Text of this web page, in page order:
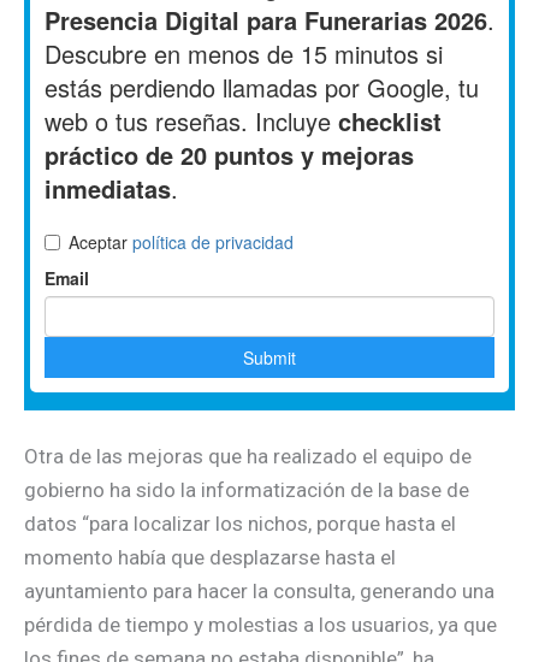
Otra de las mejoras que ha realizado el equipo de
gobierno ha sido la informatización de la base de
datos “para localizar los nichos, porque hasta el
momento había que desplazarse hasta el
ayuntamiento para hacer la consulta, generando una
pérdida de tiempo y molestias a los usuarios, ya que